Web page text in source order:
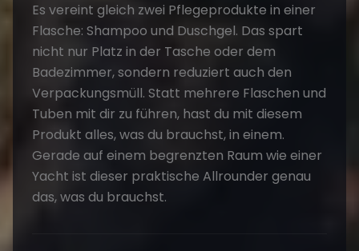
Es vereint gleich zwei Pflegeprodukte in einer
Flasche: Shampoo und Duschgel. Das spart
nicht nur Platz in der Tasche oder dem
Badezimmer, sondern reduziert auch den
Verpackungsmüll. Statt mehrere Flaschen und
Tuben mit dir zu führen, hast du mit diesem
Produkt alles, was du brauchst, in einem.
Gerade auf einem begrenzten Raum wie einer
Yacht ist dieser praktische Allrounder genau
das, was du brauchst.